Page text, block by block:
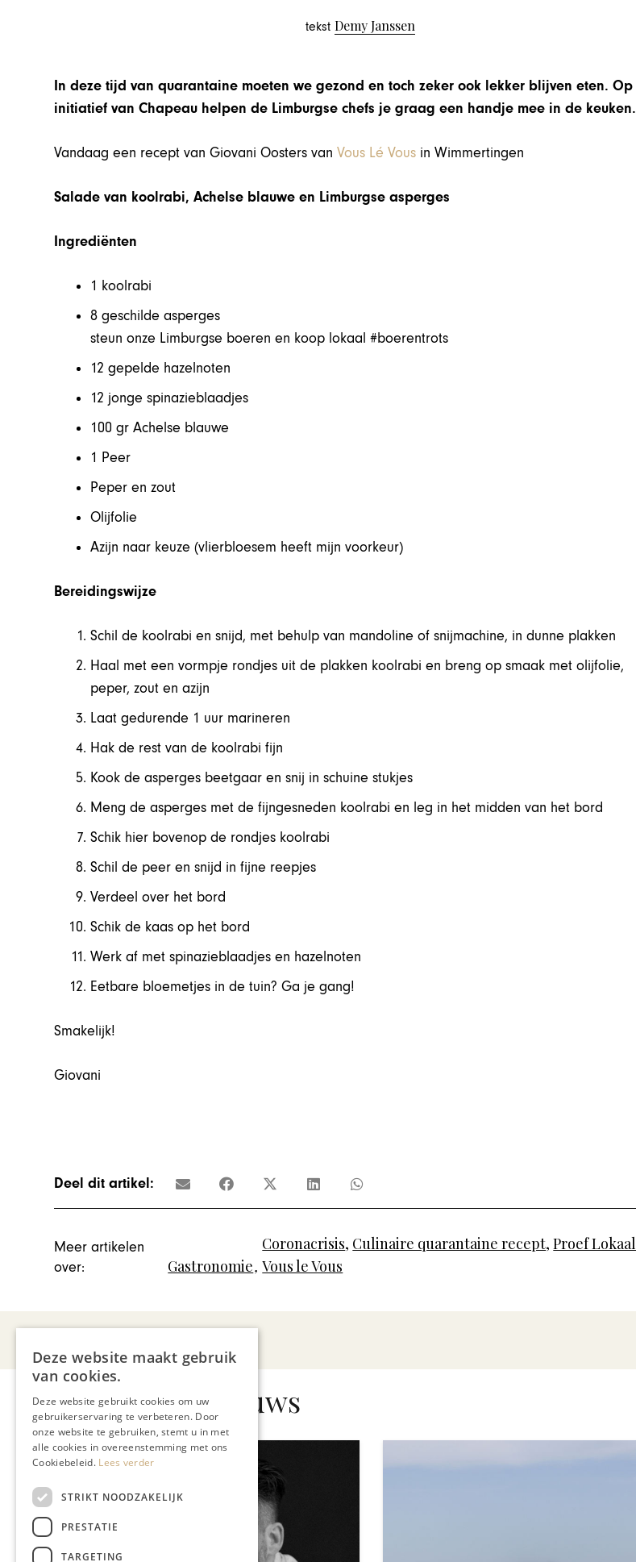
tekstDemy Janssen
In deze tijd van quarantaine moeten we gezond en toch zeker ook lekker blijven eten. Op
initiatief van Chapeau helpen de Limburgse chefs je graag een handje mee in de keuken.
Vandaag een recept van Giovani Oosters vanVous Lé Vous in Wimmertingen
Salade van koolrabi, Achelse blauwe en Limburgse asperges
Ingrediënten
1 koolrabi
8 geschilde asperges
steun onze Limburgse boeren en koop lokaal #boerentrots
12 gepelde hazelnoten
12 jonge spinazieblaadjes
100 gr Achelse blauwe
1 Peer
Peper en zout
Olijfolie
Azijn naar keuze (vlierbloesem heeft mijn voorkeur)
Bereidingswijze
Schil de koolrabi en snijd, met behulp van mandoline of snijmachine, in dunne plakken
Haal met een vormpje rondjes uit de plakken koolrabi en breng op smaak met olijfolie,
peper, zout en azijn
Laat gedurende 1 uur marineren
Hak de rest van de koolrabi fijn
Kook de asperges beetgaar en snij in schuine stukjes
Meng de asperges met de fijngesneden koolrabi en leg in het midden van het bord
Schik hier bovenop de rondjes koolrabi
Schil de peer en snijd in fijne reepjes
Verdeel over het bord
Schik de kaas op het bord
Werk af met spinazieblaadjes en hazelnoten
Eetbare bloemetjes in de tuin? Ga je gang!
Smakelijk!
Giovani
Deel dit artikel:
Meer artikelen
over:
Gastronomie,
Coronacrisis, Culinaire quarantaine recept,Proef Lokaal
Vous le Vous
Gerelateerd nieuws
Deze website maakt gebruik
van cookies.
Deze website gebruikt cookies om uw
gebruikerservaring te verbeteren. Door
onze website te gebruiken, stemt u in met
alle cookies in overeenstemming met ons
Cookiebeleid. Lees verder
STRIKT NOODZAKELIJK
PRESTATIE
TARGETING